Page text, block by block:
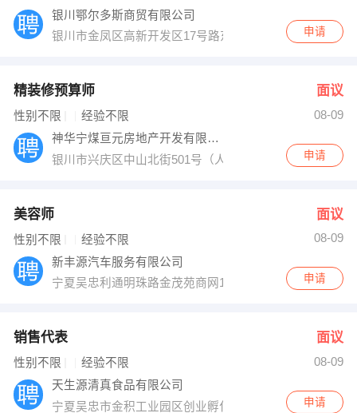
其他职位银川鄂尔多斯商贸有限公司
银川市金凤区高新开发区17号路东3号楼（宁大南校区对
申请
精装修预算师 面议
性别不限 经验不限
08-09
神华宁煤亘元房地产开发有限公司
银川市兴庆区中山北街501号（人事部）
申请
美容师 面议
性别不限 经验不限
08-09
新丰源汽车服务有限公司
宁夏吴忠利通明珠路金茂苑商网10号新区宁夏银行向西
申请
销售代表 面议
性别不限 经验不限
08-09
天生源清真食品有限公司
宁夏吴忠市金积工业园区创业孵化基地
申请